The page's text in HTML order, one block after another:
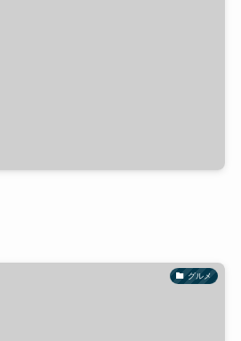
グルメ